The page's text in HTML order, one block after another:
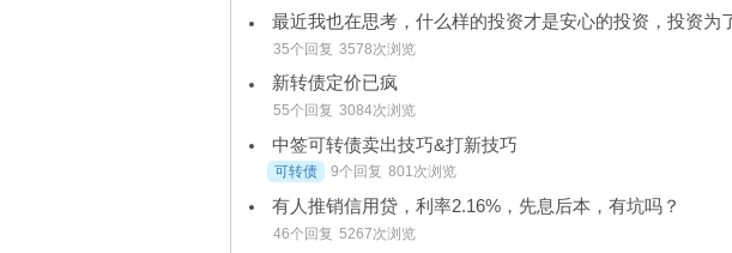
35个回复 3578次浏览
新转债定价已疯
55个回复 3084次浏览
中签可转债卖出技巧&打新技巧
可转债 9个回复 801次浏览
有人推销信用贷，利率2.16%，先息后本，有坑吗？
46个回复 5267次浏览